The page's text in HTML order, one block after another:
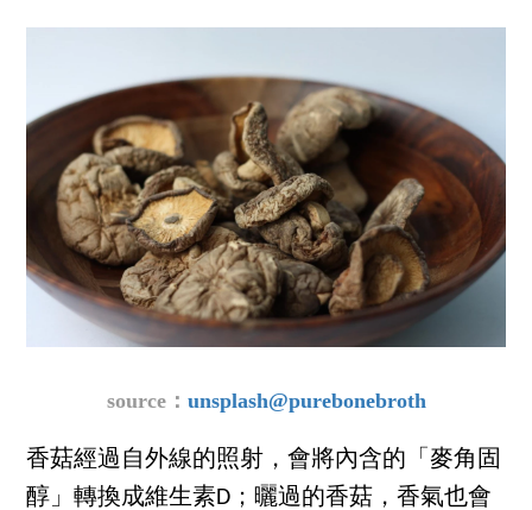
source： unsplash@purebonebroth
香菇經過自外線的照射，會將內含的「麥角固
醇」轉換成維生素D；曬過的香菇，香氣也會